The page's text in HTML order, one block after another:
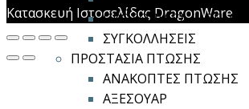
ΠΡΟΣΩΠΙΔΕΣ / ΑΣΠΙΔΙΑ
ΣΥΓΚΟΛΛΗΣΕΙΣ
ΠΡΟΣΤΑΣΙΑ ΠΤΩΣΗΣ
ΑΝΑΚΟΠΤΕΣ ΠΤΩΣΗΣ
ΑΞΕΣΟΥΑΡ
Κατασκευή Ιστοσελίδας DragonWare